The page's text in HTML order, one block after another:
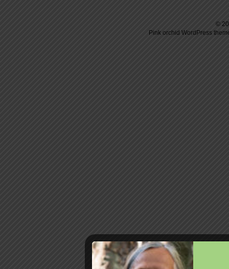
©
Pink orchid WordPress